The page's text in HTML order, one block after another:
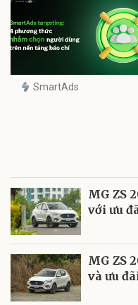
SmartAds
MG ZS
với ưu
MG ZS
và ưu